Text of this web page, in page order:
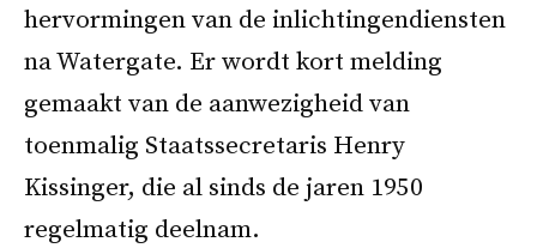
hervormingen van de inlichtingendiensten
na Watergate. Er wordt kort melding
gemaakt van de aanwezigheid van
toenmalig Staatssecretaris Henry
Kissinger, die al sinds de jaren 1950
regelmatig deelnam.